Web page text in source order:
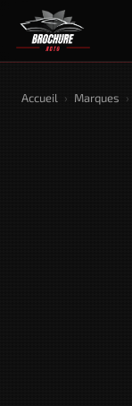
Accueil › Marques ›